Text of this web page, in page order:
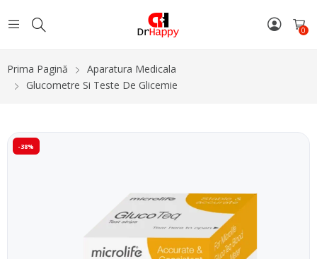
0
Prima Pagină
Aparatura Medicala
Glucometre Si Teste De Glicemie
-38%